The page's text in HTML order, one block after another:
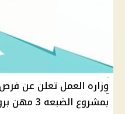
وزاره العمل تعلن عن
بمشروع الضبعه 3 مهن برواتب تتخطى 14000جنيه